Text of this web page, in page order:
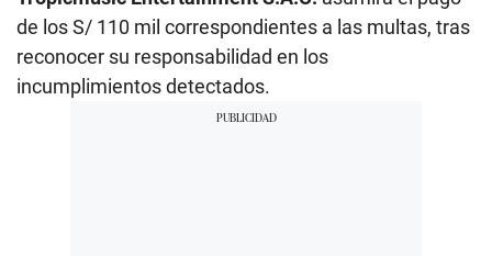
de los S/ 110 mil correspondientes a las multas, tras
reconocer su responsabilidad en los
incumplimientos detectados.